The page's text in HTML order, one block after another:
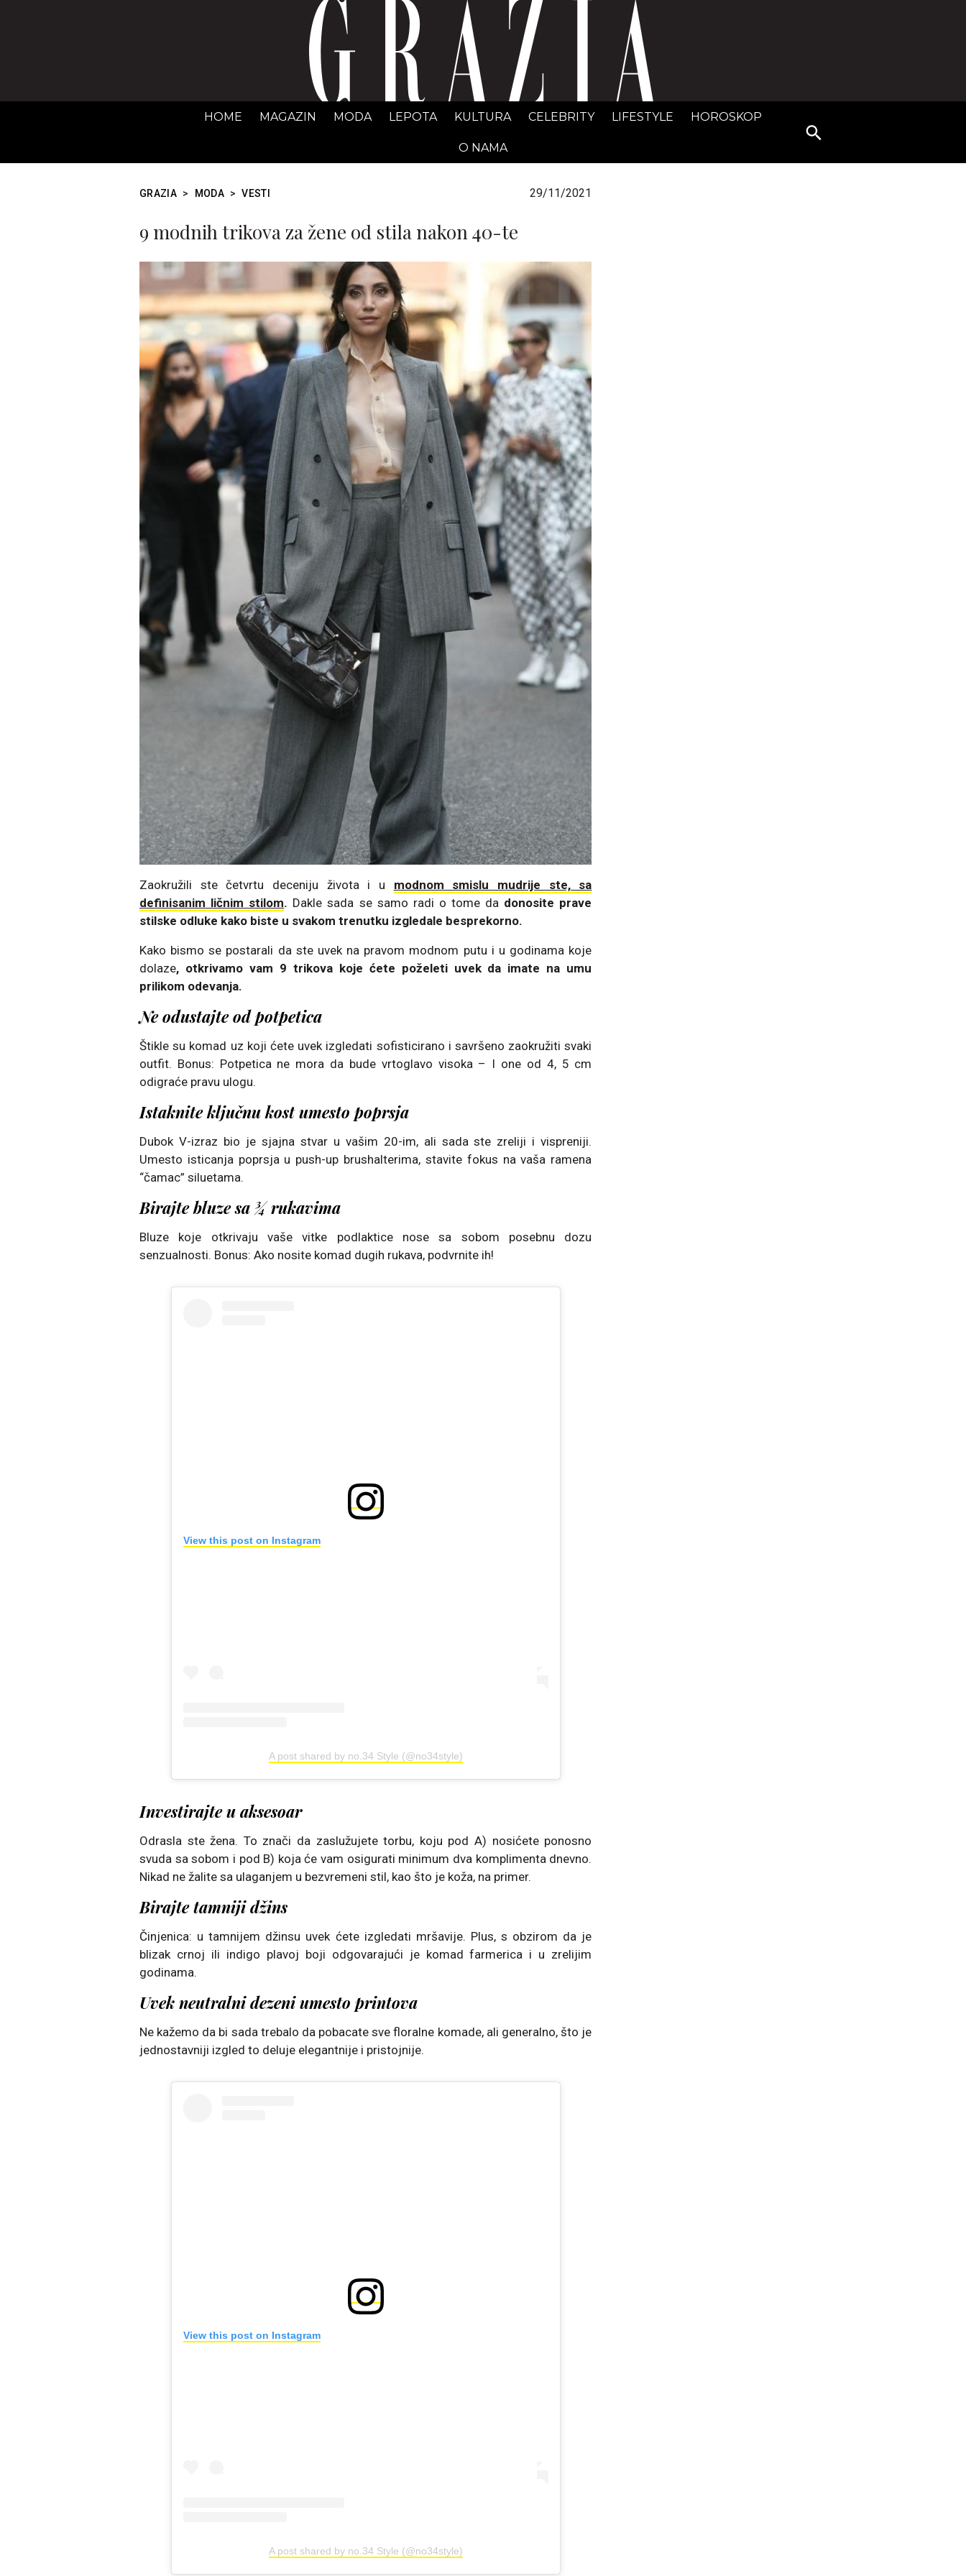
GRAZIA Srbija
HOME MAGAZIN MODA LEPOTA KULTURA CELEBRITY LIFESTYLE HOROSKOP
O NAMA
Search
for:
GRAZIA > MODA > VESTI 29/11/2021
9 modnih trikova za žene od stila nakon 40-te
Zaokružili ste četvrtu deceniju života i u modnom smislu mudrije ste, sa
definisanim ličnim stilom. Dakle sada se samo radi o tome da donosite prave
stilske odluke kako biste u svakom trenutku izgledale besprekorno.
Kako bismo se postarali da ste uvek na pravom modnom putu i u godinama koje
dolaze, otkrivamo vam 9 trikova koje ćete poželeti uvek da imate na umu
prilikom odevanja.
Ne odustajte od potpetica
Štikle su komad uz koji ćete uvek izgledati sofisticirano i savršeno zaokružiti svaki
outfit. Bonus: Potpetica ne mora da bude vrtoglavo visoka – I one od 4, 5 cm
odigraće pravu ulogu.
Istaknite ključnu kost umesto poprsja
Dubok V-izraz bio je sjajna stvar u vašim 20-im, ali sada ste zreliji i vispreniji.
Umesto isticanja poprsja u push-up brushalterima, stavite fokus na vaša ramena
“čamac” siluetama.
Birajte bluze sa ¾ rukavima
Bluze koje otkrivaju vaše vitke podlaktice nose sa sobom posebnu dozu
senzualnosti. Bonus: Ako nosite komad dugih rukava, podvrnite ih!
View this post on Instagram
A post shared by no.34 Style (@no34style)
Investirajte u aksesoar
Odrasla ste žena. To znači da zaslužujete torbu, koju pod A) nosićete ponosno
svuda sa sobom i pod B) koja će vam osigurati minimum dva komplimenta dnevno.
Nikad ne žalite sa ulaganjem u bezvremeni stil, kao što je koža, na primer.
Birajte tamniji džins
Činjenica: u tamnijem džinsu uvek ćete izgledati mršavije. Plus, s obzirom da je
blizak crnoj ili indigo plavoj boji odgovarajući je komad farmerica i u zrelijim
godinama.
Uvek neutralni dezeni umesto printova
Ne kažemo da bi sada trebalo da pobacate sve floralne komade, ali generalno, što je
jednostavniji izgled to deluje elegantnije i pristojnije.
View this post on Instagram
A post shared by no.34 Style (@no34style)